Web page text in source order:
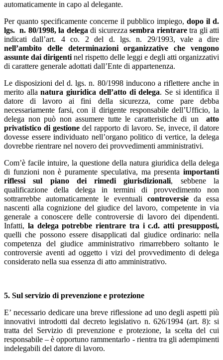
automaticamente in capo al delegante.
Per quanto specificamente concerne il pubblico impiego, dopo il d.
lgs. n. 80/1998, la delega di sicurezza sembra rientraretra gli atti
indicati dall’art. 4 co. 2 del d. lgs. n. 29/1993, vale a dire
nell’ambito delle determinazioni organizzative che vengono
assunte dai dirigenti nel rispetto delle leggi e degli atti organizzativi
di carattere generale adottati dall’Ente di appartenenza.
Le disposizioni del d. lgs. n. 80/1998 inducono a riflettere anche in
merito allanatura giuridica dell’atto di delega. Se si identifica il
datore di lavoro ai fini della sicurezza, come pare debba
necessariamente farsi, con il dirigente responsabile dell’Ufficio, la
delega non può non assumere tutte le caratteristiche di un atto
privatistico di gestione del rapporto di lavoro. Se, invece, il datore
dovesse essere individuato nell’organo politico di vertice, la delega
dovrebbe rientrare nel novero dei provvedimenti amministrativi.
Com’è facile intuire, la questione della natura giuridica della delega
di funzioni non è puramente speculativa, ma presenta importanti
riflessi sul piano dei rimedi giurisdizionali, sebbene la
qualificazione della delega in termini di provvedimento non
sottrarrebbe automaticamente le eventuali controversie da essa
nascenti alla cognizione del giudice del lavoro, competente in via
generale a conoscere delle controversie di lavoro dei dipendenti.
Infatti, la delega potrebbe rientrare tra i c.d. atti presupposti,
quelli che possono essere disapplicati dal giudice ordinario: nella
competenza del giudice amministrativo rimarrebbero soltanto le
controversie aventi ad oggetto i vizi del provvedimento di delega
considerato nella sua essenza di atto amministrativo.
5. Sul servizio di prevenzione e protezione
E’ necessario dedicare una breve riflessione ad uno degli aspetti più
innovativi introdotti dal decreto legislativo n. 626/1994 (art. 8): si
tratta del Servizio di prevenzione e protezione, la scelta del cui
responsabile – è opportuno rammentarlo - rientra tra gli adempimenti
indelegabili del datore di lavoro.